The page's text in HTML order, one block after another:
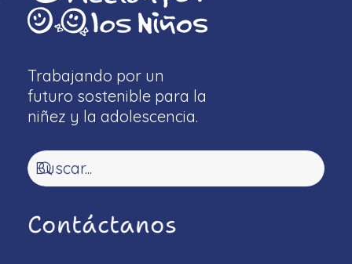
Trabajando por un
futuro sostenible para la
niñez y la adolescencia.
Contáctanos